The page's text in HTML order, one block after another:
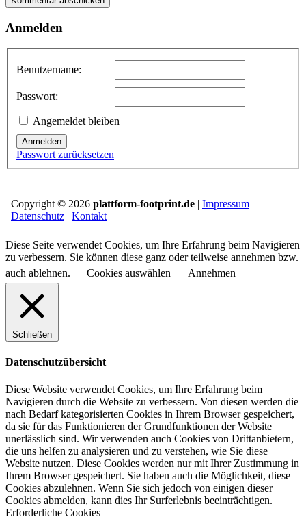
Anmelden
Benutzername:
Passwort:
Angemeldet bleiben
Anmelden
Passwort zurücksetzen
Copyright © 2026 plattform-footprint.de | Impressum |
Datenschutz | Kontakt
Diese Seite verwendet Cookies, um Ihre Erfahrung beim Navigieren
zu verbessern. Sie können diese ganz oder teilweise annehmen bzw.
auch ablehnen.
Cookies auswählen Annehmen
Schließen
Datenschutzübersicht
Diese Website verwendet Cookies, um Ihre Erfahrung beim
Navigieren durch die Website zu verbessern. Von diesen werden die
nach Bedarf kategorisierten Cookies in Ihrem Browser gespeichert,
da sie für das Funktionieren der Grundfunktionen der Website
unerlässlich sind. Wir verwenden auch Cookies von Drittanbietern,
die uns helfen zu analysieren und zu verstehen, wie Sie diese
Website nutzen. Diese Cookies werden nur mit Ihrer Zustimmung in
Ihrem Browser gespeichert. Sie haben auch die Möglichkeit, diese
Cookies abzulehnen. Wenn Sie sich jedoch von einigen dieser
Cookies abmelden, kann dies Ihr Surferlebnis beeinträchtigen.
Erforderliche Cookies